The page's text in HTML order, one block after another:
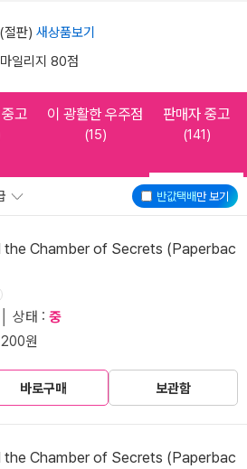
판) 새상품보기
일리지 80점
고 이 광활한 우주점
(15)
판매자 중고
(141)
반값택배만 보기
Chamber of Secrets (Paperbac
상태 : 중
원
바로구매 보관함
Chamber of Secrets (Paperbac